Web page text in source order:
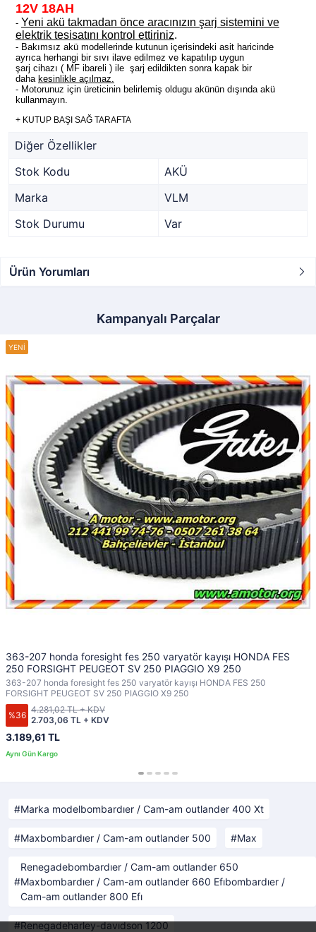
12V 18AH
- Yeni akü takmadan önce aracınızın şarj sistemini ve
elektrik tesisatını kontrol ettiriniz.
- Bakımsız akü modellerinde kutunun içerisindeki asit haricinde
ayrıca herhangi bir sıvı ilave edilmez ve kapatılıp uygun
şarj cihazı ( MF ibareli ) ile şarj edildikten sonra kapak bir
daha kesinlikle açılmaz.
- Motorunuz için üreticinin belirlemiş oldugu akünün dışında akü
kullanmayın.
+ KUTUP BAŞI SAĞ TARAFTA
Diğer Özellikler
Stok Kodu
AKÜ
Marka
VLM
Stok Durumu
Var
Ürün Yorumları
Kampanyalı Parçalar
363-207 honda foresight fes 250 varyatör kayışı HONDA FES
250 FORSIGHT PEUGEOT SV 250 PIAGGIO X9 250
363-207 honda foresight fes 250 varyatör kayışı HONDA FES 250
FORSIGHT PEUGEOT SV 250 PIAGGIO X9 250
%36
3.189,61 TL
2.703,06 TL + KDV
4.281,02 TL + KDV
Marka modelbombardıer / Cam-am outlander 400 Xt
Maxbombardıer / Cam-am outlander 500 Max
Renegadebombardıer / Cam-am outlander 650
Maxbombardıer / Cam-am outlander 660 Efıbombardıer /
Cam-am outlander 800 Efı
Renegadeharley-davıdson 1200